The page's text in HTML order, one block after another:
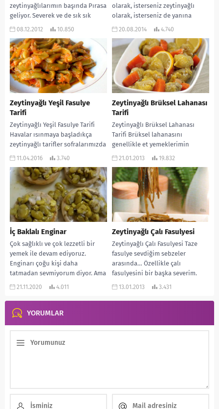
zeytinyağlılarımın başında Pırasa
geliyor. Severek ve de sık sık
yaptığım bu tarifimi sunduğum
08.12.2012 10.850
olarak, isterseniz zeytinyağlı
olarak, isterseniz de yanına
yarika bir pilav yaparak...
20.08.2014 4.740
Zeytinyağlı Yeşil Fasulye
Tarifi
Zeytinyağlı Yeşil Fasulye Tarifi
Havalar ısınmaya başladıkça
zeytinyağlı tarifler sofralarımızda
daha çok yer almaya başladı.
zeytinyağlı...
11.04.2016 3.740
Zeytinyağlı Brüksel Lahanası
Tarifi
Zeytinyağlı Brüksel Lahanası
Tarifi Brüksel lahanasını
genellikle et yemeklerimin
yanına aperatif ve salata olarak
bu yemeği...
21.01.2013 19.832
İç Baklalı Enginar
Çok sağlıklı ve çok lezzetli bir
yemek ile devam ediyoruz.
Enginarı çoğu kişi daha
tatmadan sevmiyorum diyor. Ama
tadınca da...
21.11.2020 4.011
Zeytinyağlı Çalı Fasulyesi
Zeytinyağlı Çalı Fasulyesi Taze
fasulye sevdiğim sebzeler
arasında… Özellikle çalı
fasulyesini bir başka severim.
Bence daha lezzetli oluyor.
13.01.2013 3.431
YORUMLAR